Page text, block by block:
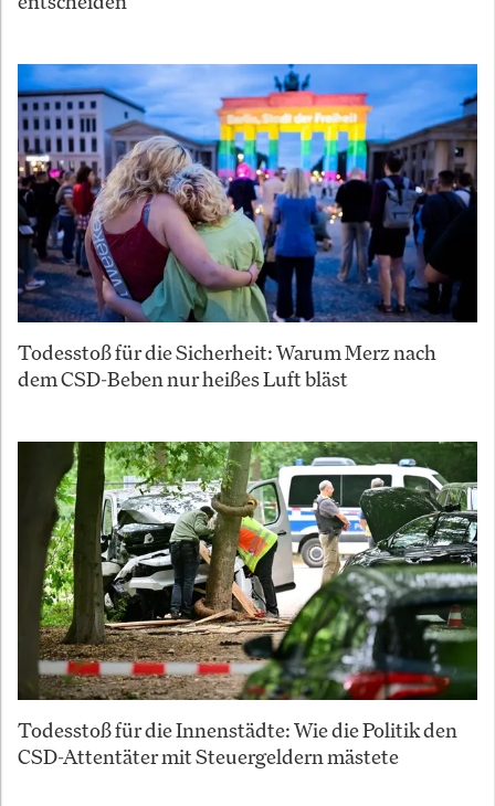
Todesstoß für die Sicherheit: Warum Merz nach
dem CSD-Beben nur heißes Luft bläst
Todesstoß für die Innenstädte: Wie die Politik den
CSD-Attentäter mit Steuergeldern mästete